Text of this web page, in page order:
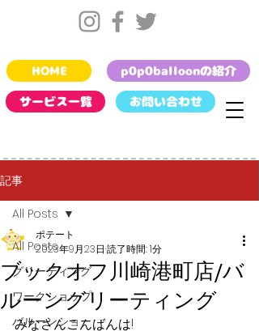
お問い合わせ
HOME
サービス一覧
p0p0balloonの紹介
記事
All Posts
グリーティング
ワークショップ
バルーンショー
All Posts
ブックオフ川崎港町店/バ
ルーングリーティング
ポテート
2023年9月23日 読了時間: 1分
みなさんこんばんは!